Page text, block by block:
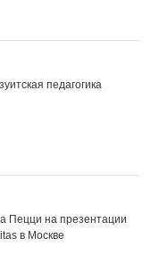
педагогика
Пецци на презентации
в Москве